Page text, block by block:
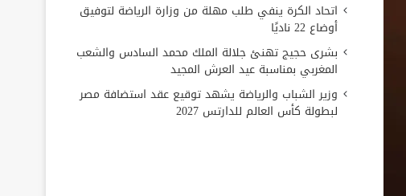
اتحاد الكرة ينفي طلب مهلة من وزارة الرياضة لتوفيق
أوضاع 22 ناديًا
بشرى حجيج تهنئ جلالة الملك محمد السادس والشعب
المغربي بمناسبة عيد العرش المجيد
وزير الشباب والرياضة يشهد توقيع عقد استضافة مصر
لبطولة كأس العالم للدارتس 2027